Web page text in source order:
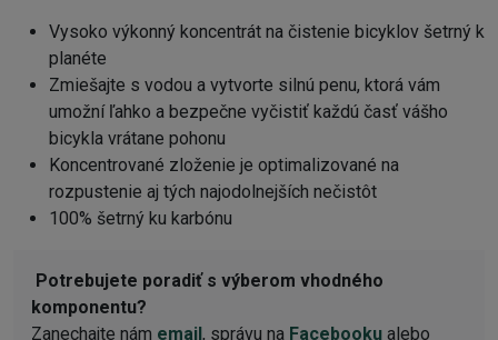
Vysoko výkonný koncentrát na čistenie bicyklov šetrný k
planéte
Zmiešajte s vodou a vytvorte silnú penu, ktorá vám
umožní ľahko a bezpečne vyčistiť každú časť vášho
bicykla vrátane pohonu
Koncentrované zloženie je optimalizované na
rozpustenie aj tých najodolnejších nečistôt
100% šetrný ku karbónu
Potrebujete poradiť s výberom vhodného
komponentu?
Zanechajte nám email, správu na Facebooku alebo